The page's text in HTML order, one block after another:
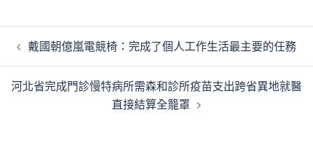
覽
戴國朝億嵐電競椅：完成了個人工作生活最主要的任務
河北省完成門診慢特病所需森和診所疫苗支出跨省異地就醫
直接結算全籠罩